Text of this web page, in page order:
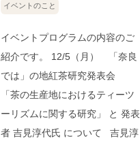
イベントのこと
イベントプログラムの内容のご
紹介です。 12/5（月） 「奈良
では」の地紅茶研究発表会
「茶の生産地におけるティーツ
ーリズムに関する研究」 と 発表
者 吉見淳代氏 について 吉見淳